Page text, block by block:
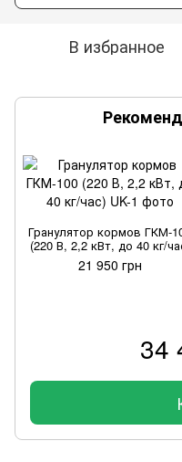
В избранное
Гранулятор кормов ГКМ-
(220 В, 2,2 кВт, до 40 кг/
21 950 грн
34